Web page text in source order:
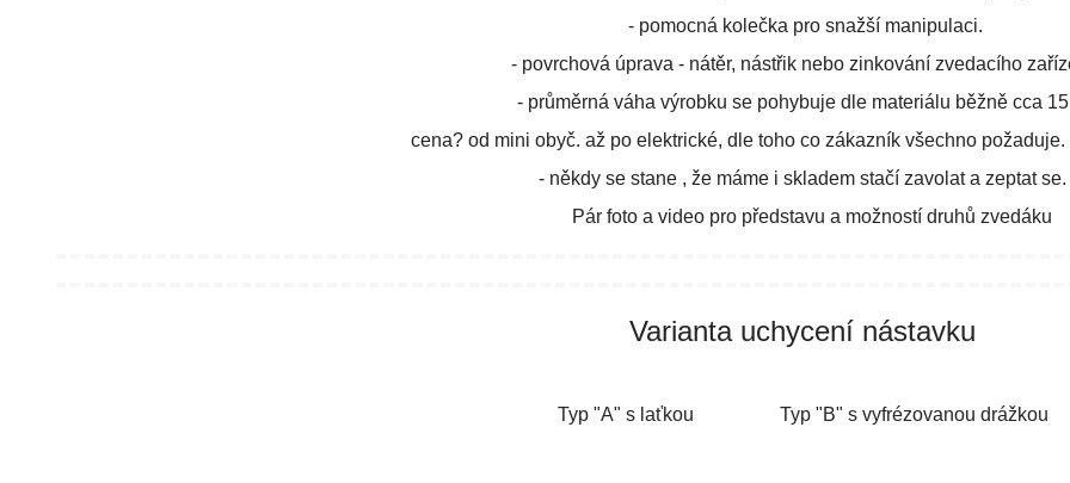
- pomocná kolečka pro snažší manipulaci.
- povrchová úprava - nátěr, nástřik nebo zinkování zvedacího
- průměrná váha výrobku se pohybuje dle materiálu běžně cca
cena? od mini obyč. až po elektrické, dle toho co zákazník všechno požaduje.
- někdy se stane , že máme i skladem stačí zavolat a zeptat se.
Pár foto a video pro představu a možností druhů zvedáku
Varianta uchycení nástavku
Typ "A" s laťkou Typ "B" s vyfrézovanou drážkou